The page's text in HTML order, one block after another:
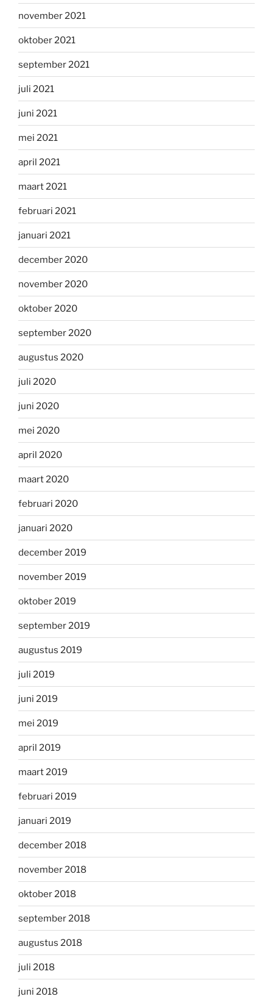
november 2021
oktober 2021
september 2021
juli 2021
juni 2021
mei 2021
april 2021
maart 2021
februari 2021
januari 2021
december 2020
november 2020
oktober 2020
september 2020
augustus 2020
juli 2020
juni 2020
mei 2020
april 2020
maart 2020
februari 2020
januari 2020
december 2019
november 2019
oktober 2019
september 2019
augustus 2019
juli 2019
juni 2019
mei 2019
april 2019
maart 2019
februari 2019
januari 2019
december 2018
november 2018
oktober 2018
september 2018
augustus 2018
juli 2018
juni 2018